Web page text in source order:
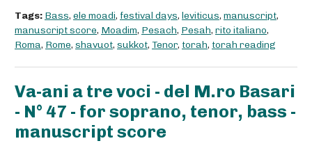
Tags: Bass, ele moadi, festival days, leviticus, manuscript,
manuscript score, Moadim, Pesach, Pesah, rito italiano,
Roma, Rome, shavuot, sukkot, Tenor, torah, torah reading
Va-ani a tre voci - del M.ro Basari
- N° 47 - for soprano, tenor, bass -
manuscript score